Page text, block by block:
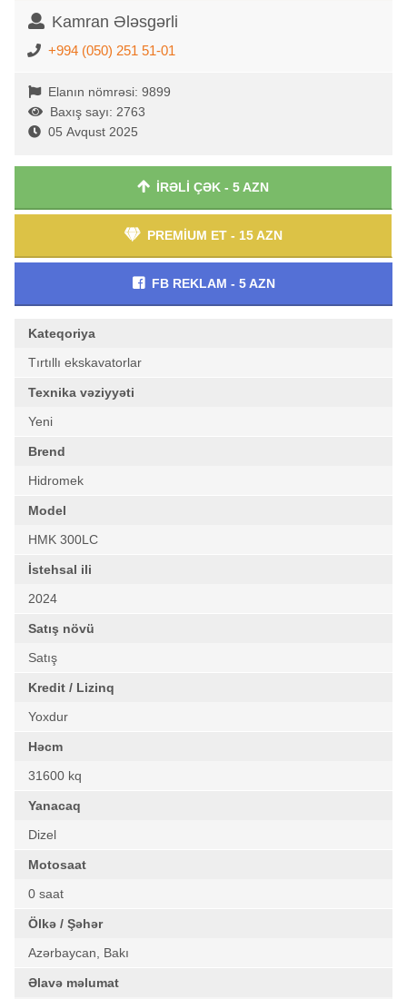
Kamran Ələsgərli
+994 (050) 251 51-01
Elanın nömrəsi: 9899
Baxış sayı: 2763
05 Avqust 2025
İRƏLİ ÇƏK - 5 AZN
PREMİUM ET - 15 AZN
FB REKLAM - 5 AZN
Kateqoriya
Tırtıllı ekskavatorlar
Texnika vəziyyəti
Yeni
Brend
Hidromek
Model
HMK 300LC
İstehsal ili
2024
Satış növü
Satış
Kredit / Lizinq
Yoxdur
Həcm
31600 kq
Yanacaq
Dizel
Motosaat
0 saat
Ölkə / Şəhər
Azərbaycan, Bakı
Əlavə məlumat